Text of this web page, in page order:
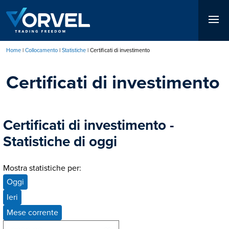
contenuto
principale
di
Home Collocamento Statistiche Certificati di investimento
Certificati di investimento
Certificati di investimento -
Statistiche di oggi
Mostra statistiche per:
Oggi
Ieri
Mese corrente